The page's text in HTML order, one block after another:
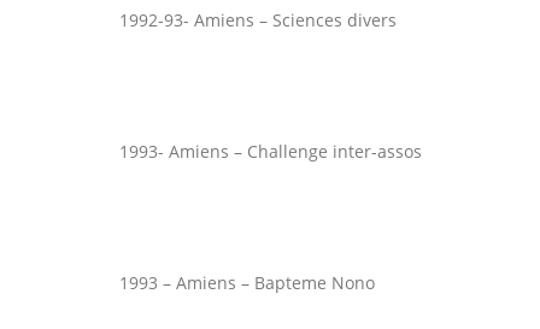
1992-93- Amiens – Sciences divers
1993- Amiens – Challenge inter-assos
1993 – Amiens – Bapteme Nono